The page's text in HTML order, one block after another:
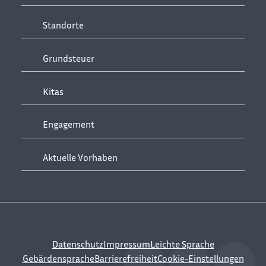
Standorte
Grundsteuer
Kitas
Engagement
Aktuelle Vorhaben
DatenschutzImpressumLeichte Sprache
GebärdenspracheBarrierefreiheitCookie-Einstellungen